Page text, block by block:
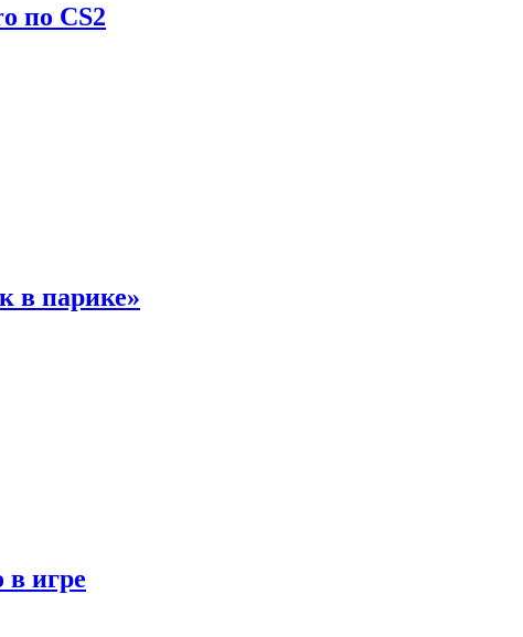
по CS2
в парике»
в игре